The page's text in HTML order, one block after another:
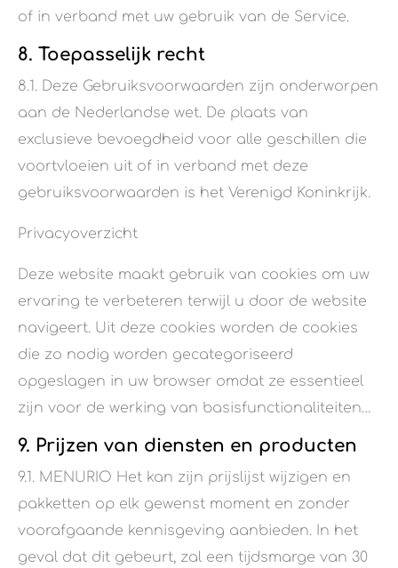
of in verband met uw gebruik van de Service.
8. Toepasselijk recht
8.1. Deze Gebruiksvoorwaarden zijn onderworpen
aan de Nederlandse wet. De plaats van
exclusieve bevoegdheid voor alle geschillen die
voortvloeien uit of in verband met deze
gebruiksvoorwaarden is het Verenigd Koninkrijk.
Privacyoverzicht
Deze website maakt gebruik van cookies om uw
ervaring te verbeteren terwijl u door de website
navigeert. Uit deze cookies worden de cookies
die zo nodig worden gecategoriseerd
opgeslagen in uw browser omdat ze essentieel
zijn voor de werking van basisfunctionaliteiten…
9. Prijzen van diensten en producten
9.1. MENURIO Het kan zijn prijslijst wijzigen en
pakketten op elk gewenst moment en zonder
voorafgaande kennisgeving aanbieden. In het
geval dat dit gebeurt, zal een tijdsmarge van 30